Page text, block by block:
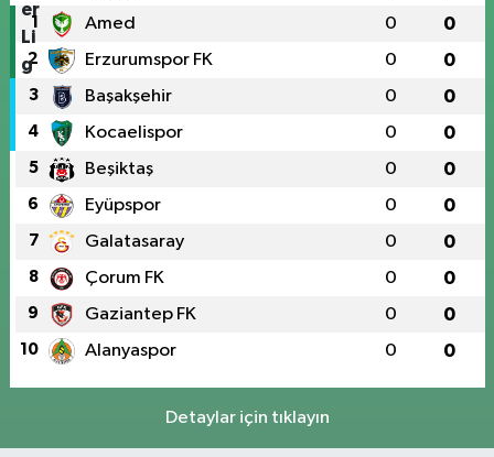
1 Amed 0 0
2 Erzurumspor FK 0 0
3 Başakşehir 0 0
4 Kocaelispor 0 0
5 Beşiktaş 0 0
6 Eyüpspor 0 0
7 Galatasaray 0 0
8 Çorum FK 0 0
9 Gaziantep FK 0 0
10 Alanyaspor 0 0
Detaylar için tıklayın